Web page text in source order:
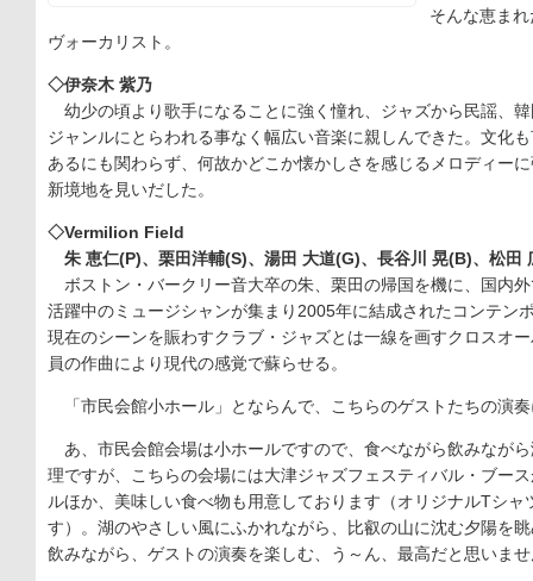
そんな恵ま
ヴォーカリスト。
◇伊奈木 紫乃
幼少の頃より歌手になることに強く憧れ、ジャズから民謡、
ジャンルにとらわれる事なく幅広い音楽に親しんできた。文化
あるにも関わらず、何故かどこか懐かしさを感じるメロディー
新境地を見いだした。
◇Vermilion Field
朱 恵仁(P)、栗田洋輔(S)、湯田 大道(G)、長谷川 晃(B)、松田
ボストン・バークリー音大卒の朱、栗田の帰国を機に、国内
活躍中のミュージシャンが集まり2005年に結成されたコンテン
現在のシーンを賑わすクラブ・ジャズとは一線を画すクロスオ
員の作曲により現代の感覚で蘇らせる。
「市民会館小ホール」とならんで、こちらのゲストたちの演
あ、市民会館会場は小ホールですので、食べながら飲みなが
理ですが、こちらの会場には大津ジャズフェスティバル・ブー
ルほか、美味しい食べ物も用意しております（オリジナルTシャ
す）。湖のやさしい風にふかれながら、比叡の山に沈む夕陽を
飲みながら、ゲストの演奏を楽しむ、う～ん、最高だと思いま